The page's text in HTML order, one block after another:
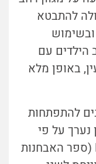
להתבטא
עם
באופן מלא
להתפתחות
נערך על פי
קריטריונים המופיעים ב-DSM-5 (ספר האבחנות